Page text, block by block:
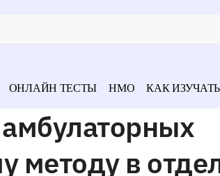
ОНЛАЙН ТЕСТЫ НМО КАК ИЗУЧАТЬ
методу в